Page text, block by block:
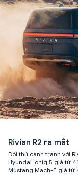
Rivian R2 ra mắt
Đối thủ cạnh tranh với
Hyundai Ioniq 5 giá từ
Mustang Mach-E giá từ